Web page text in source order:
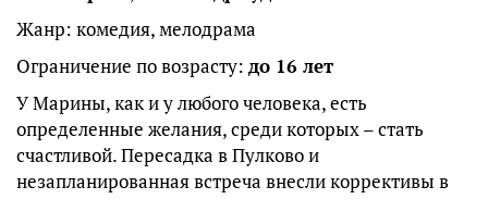
Жанр: комедия, мелодрама
Ограничение по возрасту: до 16 лет
У Марины, как и у любого человека, есть
определенные желания, среди которых – стать
счастливой. Пересадка в Пулково и
незапланированная встреча внесли коррективы в